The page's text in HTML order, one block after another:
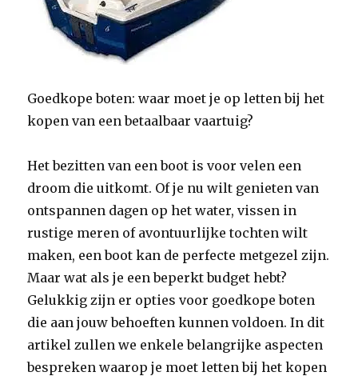
Goedkope boten: waar moet je op letten bij het
kopen van een betaalbaar vaartuig?
Het bezitten van een boot is voor velen een
droom die uitkomt. Of je nu wilt genieten van
ontspannen dagen op het water, vissen in
rustige meren of avontuurlijke tochten wilt
maken, een boot kan de perfecte metgezel zijn.
Maar wat als je een beperkt budget hebt?
Gelukkig zijn er opties voor goedkope boten
die aan jouw behoeften kunnen voldoen. In dit
artikel zullen we enkele belangrijke aspecten
bespreken waarop je moet letten bij het kopen